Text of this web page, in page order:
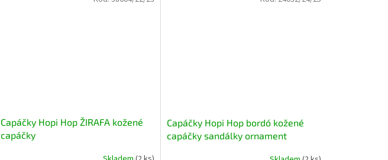
Capáčky Hopi Hop ŽIRAFA kožené
capáčky
Capáčky Hopi Hop bordó kožené
capáčky sandálky ornament